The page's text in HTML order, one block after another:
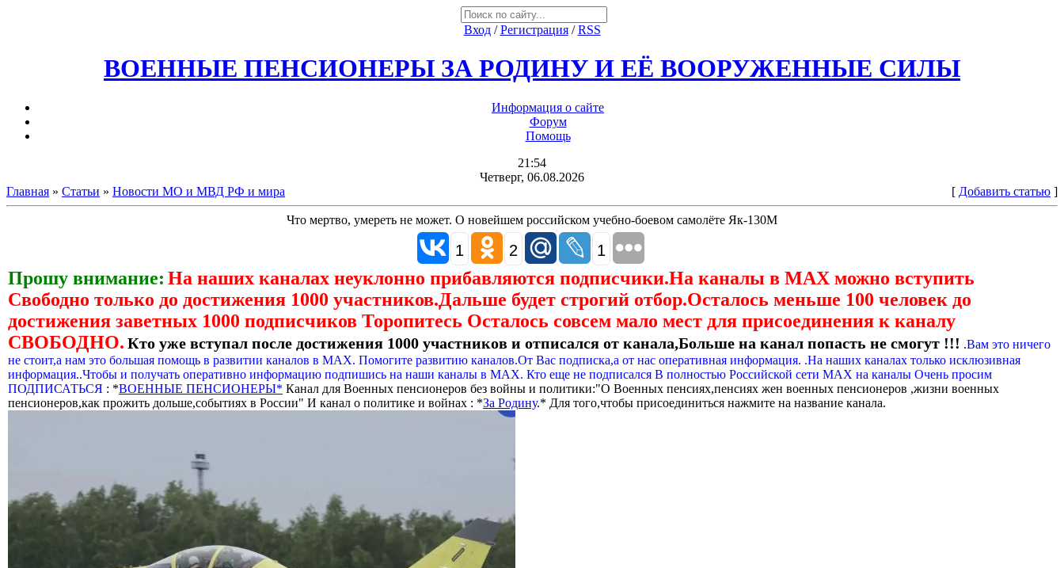
Вход/Регистрация/RSS
ВОЕННЫЕ ПЕНСИОНЕРЫ ЗА РОДИНУ И ЕЁ ВООРУЖЕННЫЕ СИЛЫ
Информация о сайте
Форум
Помощь
21:54
Четверг, 06.08.2026
Главная » Статьи » Новости МО и МВД РФ и мира [ Добавить статью ]
Что мертво, умереть не может. О новейшем российском учебно-боевом самолёте Як-130М
1 2 1
Прошу внимание: На наших каналах неуклонно прибавляются подписчики.На каналы в МАХ можно вступить
Свободно только до достижения 1000 участников.Дальше будет строгий отбор.Осталось меньше 100 человек до
достижения заветных 1000 подписчиков Торопитесь Осталось совсем мало мест для присоединения к каналу
СВОБОДНО. Кто уже вступал после достижения 1000 участников и отписался от канала,Больше на канал попасть не смогут !!! .Вам это ничего
не стоит,а нам это большая помощь в развитии каналов в МАХ. Помогите развитию каналов.От Вас подписка,а от нас оперативная информация. .На наших каналах только исклюзивная
информация..Чтобы и получать оперативно информацию подпишись на наши каналы в МАХ. Кто еще не подписался В полностью Российской сети МАХ на каналы Очень просим
ПОДПИСАТЬСЯ : *ВОЕННЫЕ ПЕНСИОНЕРЫ* Канал для Военных пенсионеров без войны и политики:"О Военных пенсиях,пенсиях жен военных пенсионеров ,жизни военных
пенсионеров,как прожить дольше,событиях в России" И канал о политике и войнах : *За Родину.* Для того,чтобы присоединиться нажмите на название канала.